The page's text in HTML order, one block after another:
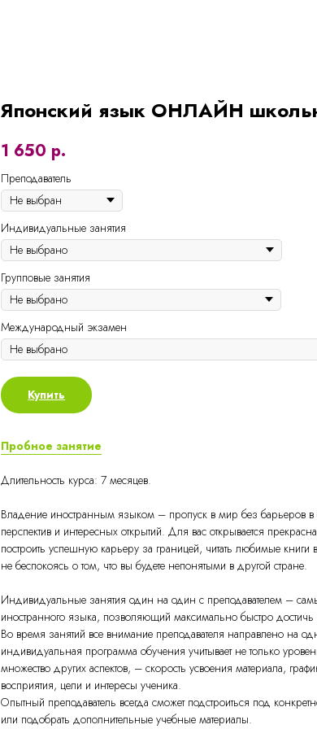
Японский язык ОНЛАЙН
1 650 р.
Преподаватель
Индивидуальные занятия
Групповые занятия
Международный экзамен
Купить
Пробное занятие
Длительность курса: 7 месяцев.
Владение иностранным языком – пропуск в мир без барьеров
перспектив и интересных открытий. Для вас открывается
построить успешную карьеру за границей, читать любимые книги
не беспокоясь о том, что вы будете непонятыми в другой стране.
Индивидуальные занятия один на один с преподавателем –
иностранного языка, позволяющий максимально быстро достичь
Во время занятий все внимание преподавателя направлено на
индивидуальная программа обучения учитывает не только
множество других аспектов, – скорость усвоения материала,
восприятия, цели и интересы ученика.
Опытный преподаватель всегда сможет подстроиться под
или подобрать дополнительные учебные материалы.